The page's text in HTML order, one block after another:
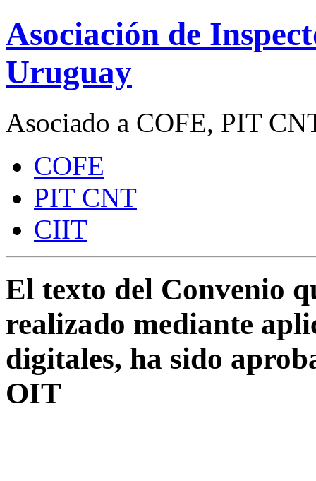
Asociación de
Uruguay
Asociado a COFE, PIT
COFE
PIT CNT
CIIT
El texto del Convenio
realizado mediante
digitales, ha sido
OIT